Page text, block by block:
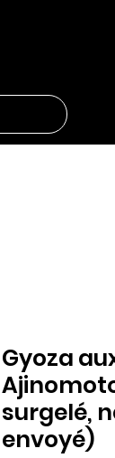
Gyoza
surgelé,
envoyé)